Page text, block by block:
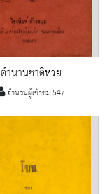
ตำนานชาติหวย
จำนวนผู้เข้าชม 547